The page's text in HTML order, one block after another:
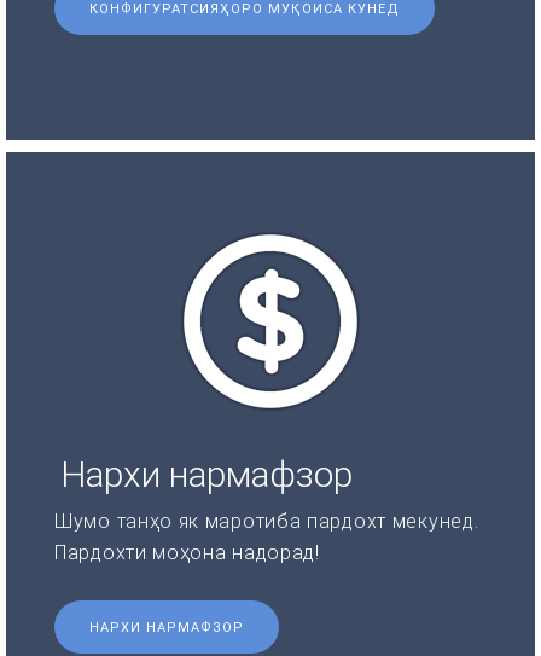
КОНФИГУРАТСИЯҲОРО МУҚОИСА КУНЕД
Нархи нармафзор
Шумо танҳо як маротиба пардохт мекунед.
Пардохти моҳона надорад!
НАРХИ НАРМАФЗОР